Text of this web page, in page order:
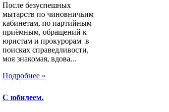
После безуспешных
мытарств по чиновничьим
кабинетам, по партийным
приёмным, обращений к
юристам и прокурорам в
поисках справедливости,
моя знакомая, вдова...
Подробнее »
С юбилеем.